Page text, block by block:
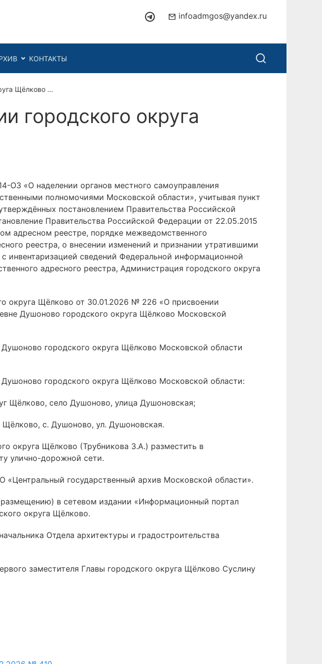
infoadmgos@yandex.ru
КОНТАКТЫ
Щёлково …
городского округа
ОЗ «О наделении органов местного самоуправления
полномочиями Московской области», учитывая пункт
постановлением Правительства Российской
Правительства Российской Федерации от 22.05.2015
адресном реестре, порядке межведомственного
реестра, о внесении изменений и признании утратившими
инвентаризацией сведений Федеральной информационной
адресного реестра, Администрация городского округа
округа Щёлково от 30.01.2026 № 226 «О присвоении
Душоново городского округа Щёлково Московской
городского округа Щёлково Московской области
городского округа Щёлково Московской области:
Щёлково, село Душоново, улица Душоновская;
с. Душоново, ул. Душоновская.
округа Щёлково (Трубникова З.А.) разместить в
улично-дорожной сети.
государственный архив Московской области».
в сетевом издании «Информационный портал
округа Щёлково.
Отдела архитектуры и градостроительства
заместителя Главы городского округа Щёлково Суслину